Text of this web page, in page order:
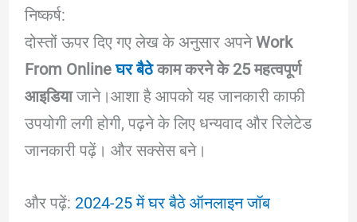
निष्कर्ष:
दोस्तों ऊपर दिए गए लेख के अनुसार अपनेWork
From Onlineघर बैठेकाम करने के 25 महत्वपूर्ण
आइडियाजाने।आशा है आपको यह जानकारी काफी
उपयोगी लगी होगी, पढ़ने के लिए धन्यवाद और रिलेटेड
जानकारी पढ़ें। और सक्सेस बने।
और पढ़ें: 2024-25 में घर बैठे ऑनलाइन जॉब